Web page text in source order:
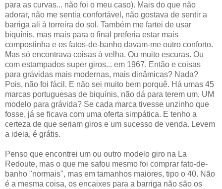
para as curvas... não foi o meu caso). Mais do que não
adorar, não me sentia confortável, não gostava de sentir a
barriga ali à torreira do sol. Também me fartei de usar
biquínis, mas mais para o final preferia estar mais
compostinha e os fatos-de-banho davam-me outro conforto.
Mas só encontrava coisas à velha. Ou muito escuras. Ou
com estampados super giros... em 1967. Então e coisas
para grávidas mais modernas, mais dinâmicas? Nada?
Pois, não foi fácil. E não sei muito bem porquê. Há umas 45
marcas portuguesas de biquínis, não dá para terem um, UM
modelo para grávida? Se cada marca tivesse unzinho que
fosse, já se ficava com uma oferta simpática. E tenho a
certeza de que seriam giros e um sucesso de venda. Levem
a ideia, é grátis.
Penso que encontrei um ou outro modelo giro na La
Redoute, mas o que me safou mesmo foi comprar fato-de-
banho "normais", mas em tamanhos maiores, tipo o 40. Não
é a mesma coisa, os encaixes para a barriga não são os